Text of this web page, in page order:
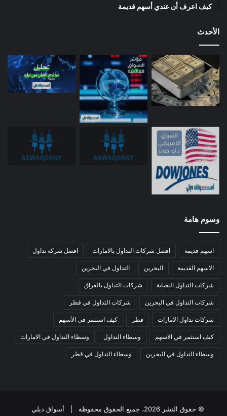
كيف اعرف أن عندي أسهم قديمة
الأحدث
وسوم هامة
اسهم قديمة افضل شركات التداول بالامارات افضل شركة تداول
الاسهم القديمة البحرين التداول في البحرين
شركات التداول النصابة شركات التداول بالعراق
شركات التداول في البحرين شركات التداول في قطر
شركات تداول الامارات قطر كيف استثمر في الأسهم
كيف استثمر في الاسهم وسطاء التداول وسطاء التداول في الامارات
وسطاء التداول في البحرين وسطاء التداول في قطر
© حقوق النشر 2026، جميع الحقوق محفوظة | أسواق ديلي